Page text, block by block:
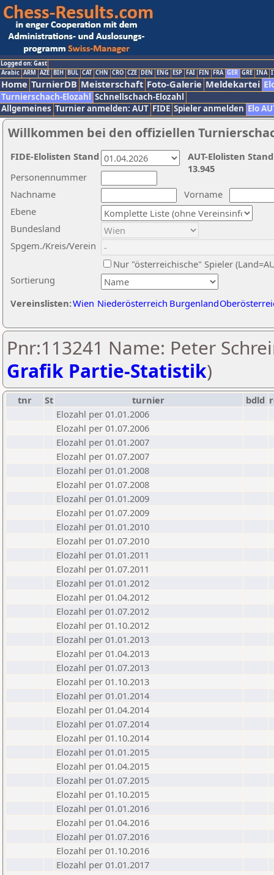
Logged on: Gast
Arabic ARM AZE BIH BUL CAT CHN CRO CZE DEN ENG ESP FAI FIN FRA GER GRE INA
Home TurnierDB Meisterschaft Foto-Galerie Meldekartei
Turnierschach-Elozahl Schnellschach-Elozahl
Allgemeines Turnier anmelden: AUT FIDE Spieler anmelden Elo
Willkommen bei den offiziellen
Nachname
Vorname
Ebene
Sortierung
Personennummer
Bundesland
Spgem./Kreis/Verein
Nur "österreichische" Spieler
Vereinslisten:Wien Niederösterreich Burgenland
AUT-Elolisten
13.945
FIDE-Elolisten Stand
Pnr:113241 Name: Peter
Grafik Partie-Statistik)
tnr St turnier bdld
Elozahl per 01.01.2006
Elozahl per 01.07.2006
Elozahl per 01.01.2007
Elozahl per 01.07.2007
Elozahl per 01.01.2008
Elozahl per 01.07.2008
Elozahl per 01.01.2009
Elozahl per 01.07.2009
Elozahl per 01.01.2010
Elozahl per 01.07.2010
Elozahl per 01.01.2011
Elozahl per 01.07.2011
Elozahl per 01.01.2012
Elozahl per 01.04.2012
Elozahl per 01.07.2012
Elozahl per 01.10.2012
Elozahl per 01.01.2013
Elozahl per 01.04.2013
Elozahl per 01.07.2013
Elozahl per 01.10.2013
Elozahl per 01.01.2014
Elozahl per 01.04.2014
Elozahl per 01.07.2014
Elozahl per 01.10.2014
Elozahl per 01.01.2015
Elozahl per 01.04.2015
Elozahl per 01.07.2015
Elozahl per 01.10.2015
Elozahl per 01.01.2016
Elozahl per 01.04.2016
Elozahl per 01.07.2016
Elozahl per 01.10.2016
Elozahl per 01.01.2017